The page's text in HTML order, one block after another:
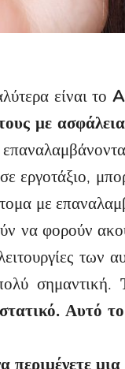
είναι το
με
εργοτάξιο,
με
να φορούν
των
σημαντική.
Αυτό